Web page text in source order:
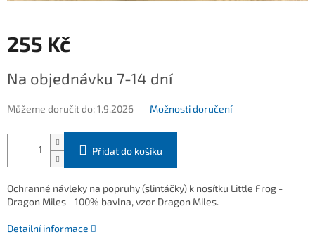
255 Kč
cena:
Na objednávku 7-14 dní
Můžeme doručit do:1.9.2026 Možnosti doručení
Přidat do košíku
Ochranné návleky na popruhy (slintáčky) k nosítku Little Frog -
Dragon Miles - 100% bavlna, vzor Dragon Miles.
Detailní informace